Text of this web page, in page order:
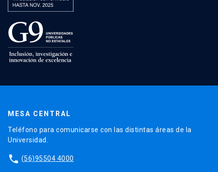
MESA CENTRAL
Teléfono para comunicarse con las distintas áreas de la
Universidad.
phone (56)95504 4000